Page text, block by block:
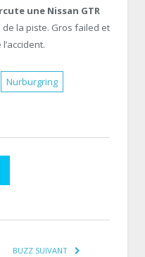
une Nissan GTR
de la piste. Gros failed et
Nurburgring
BUZZ SUIVANT